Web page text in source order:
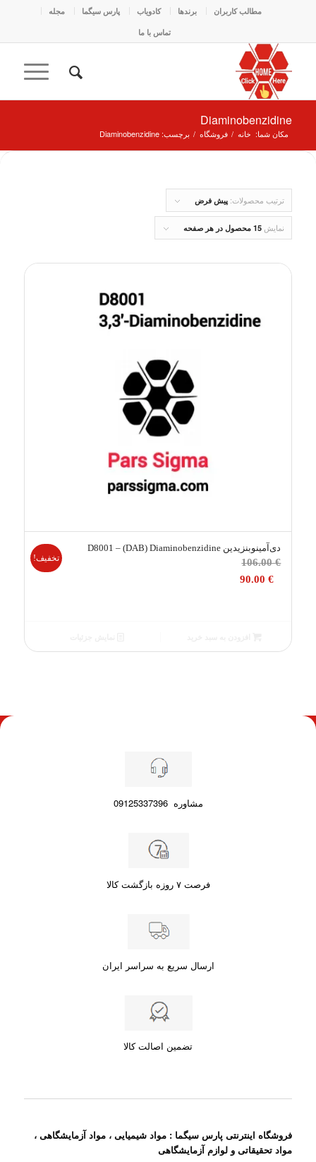
مطالب کاربران برندها کادو‌یاب پارس سیگما
مجله
تماس با ما
Diaminobenzidine
مکان شما: خانه / فروشگاه / برچسب: Diaminobenzidine
ترتیب محصولات: پیش فرض
نمایش 15 محصول در هر صفحه
دی‌آمینوبنزیدین D8001 – (DAB) Diaminobenzidine
106.00€
قیمت
اصلی90.00€
90.00 €
تخفیف!
مشاوره09125337396
فرصت ۷ روزه بازگشت کالا
ارسال سریع به سراسر ایران
تضمین اصالت کالا
فروشگاه اینترنتی پارس سیگما : مواد شیمیایی ، مواد آزمایشگاهی ،
مواد تحقیقاتی و لوازم آزمایشگاهی